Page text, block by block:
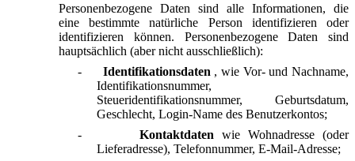
Personenbezogene Daten sind alle Informationen, die
eine bestimmte natürliche Person identifizieren oder
identifizieren können. Personenbezogene Daten sind
hauptsächlich (aber nicht ausschließlich):
-
Identifikationsdaten , wie Vor- und Nachname,
Identifikationsnummer,
Steueridentifikationsnummer, Geburtsdatum,
Geschlecht, Login-Name des Benutzerkontos;
-
Kontaktdaten wie Wohnadresse (oder
Lieferadresse), Telefonnummer, E-Mail-Adresse;